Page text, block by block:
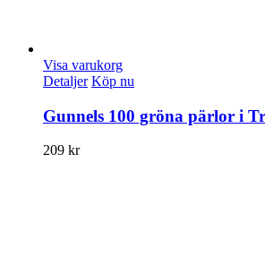
Visa varukorg
Detaljer Köp nu
Gunnels 100 gröna pärlor i
209 kr